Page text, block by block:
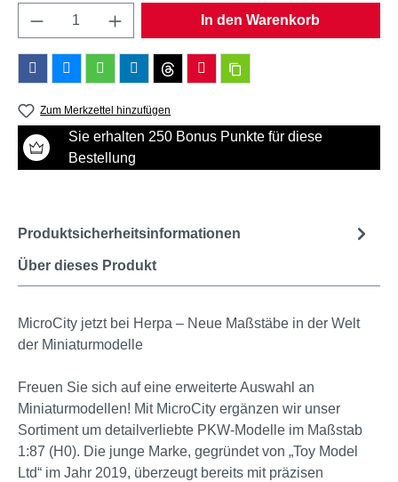
Produkt Anzahl: Gib den gewünschten
In den Warenkorb
Zum Merkzettel hinzufügen
Sie erhalten 250 Bonus Punkte für diese
Bestellung
Über dieses Produkt
Produktsicherheitsinformationen
MicroCity jetzt bei Herpa – Neue Maßstäbe in der Welt
der Miniaturmodelle
Freuen Sie sich auf eine erweiterte Auswahl an
Miniaturmodellen! Mit MicroCity ergänzen wir unser
Sortiment um detailverliebte PKW-Modelle im Maßstab
1:87 (H0). Die junge Marke, gegründet von „Toy Model
Ltd“ im Jahr 2019, überzeugt bereits mit präzisen